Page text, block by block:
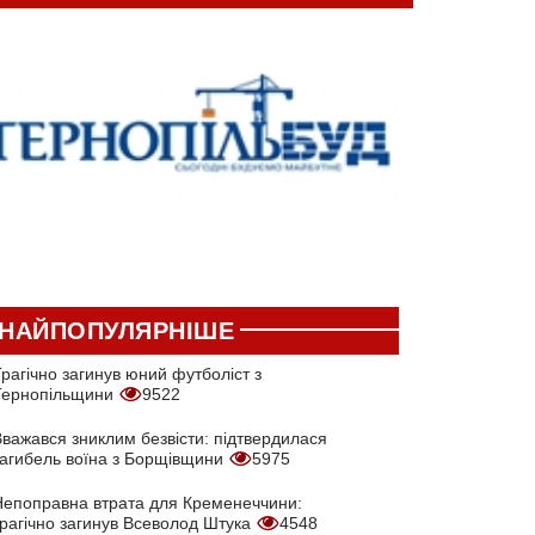
загинув юний футболіст з
9522
зниклим безвісти: підтвердилася
воїна з Борщівщини
5975
втрата для Кременеччини:
загинув Всеволод Штука
4548